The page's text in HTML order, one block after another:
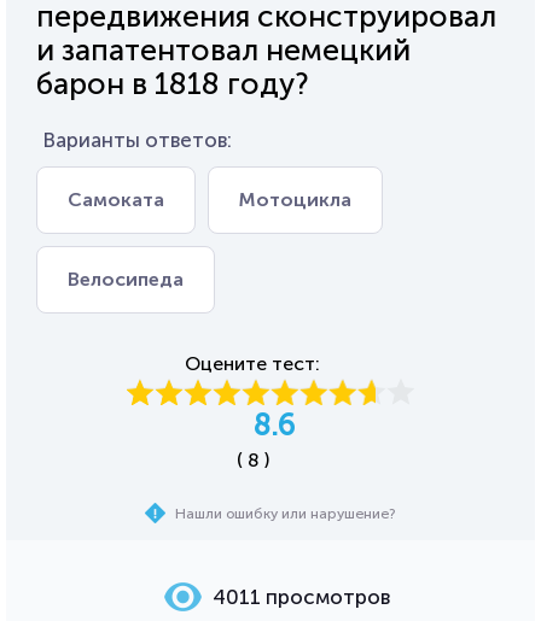
передвижения сконструировал
и запатентовал немецкий
барон в 1818 году?
Варианты ответов:
Самоката Мотоцикла
Велосипеда
Оцените тест:
8.6
( 8 )
Нашли ошибку или нарушение?
4011 просмотров